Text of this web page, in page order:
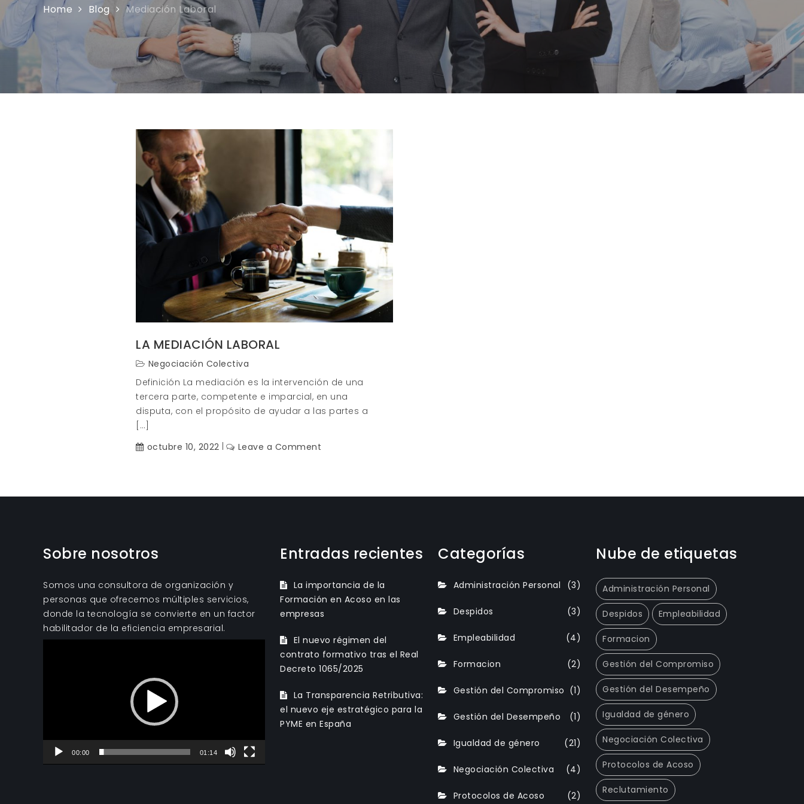
Home Blog Mediación Laboral
LA MEDIACIÓN LABORAL
Negociación Colectiva
Definición La mediación es la intervención de una
tercera parte, competente e imparcial, en una
disputa, con el propósito de ayudar a las partes a
[…]
octubre 10, 2022
Leave a Comment
Sobre nosotros
Somos una consultora de organización y
personas que ofrecemos múltiples servicios,
donde la tecnología se convierte en un factor
habilitador de la eficiencia empresarial.
00:00 01:14
Entradas recientes
La importancia de la
Formación en Acoso en las
empresas
El nuevo régimen del
contrato formativo tras el Real
Decreto 1065/2025
La Transparencia Retributiva:
el nuevo eje estratégico para la
PYME en España
Categorías
Administración Personal (3)
Despidos (3)
Empleabilidad (4)
Formacion (2)
Gestión del Compromiso (1)
Gestión del Desempeño (1)
Igualdad de género (21)
Negociación Colectiva (4)
Protocolos de Acoso (2)
Nube de etiquetas
Administración Personal
Despidos Empleabilidad
Formacion
Gestión del Compromiso
Gestión del Desempeño
Igualdad de género
Negociación Colectiva
Protocolos de Acoso
Reclutamiento